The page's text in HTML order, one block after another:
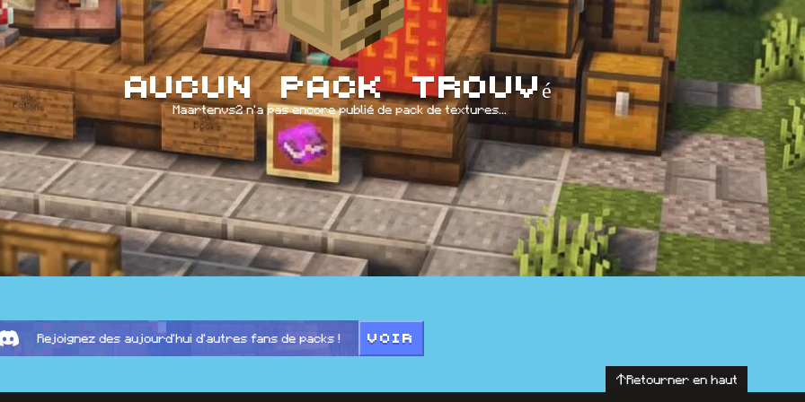
Aucun pack trouvé
Maartenvs2 n'a pas encore publié de pack de textures...
Rejoignez des aujourd'hui d'autres fans de packs ! VOIR
Retourner en haut